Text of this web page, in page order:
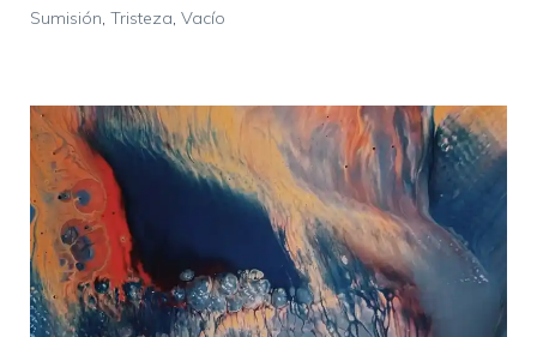
Sumisión, Tristeza, Vacío